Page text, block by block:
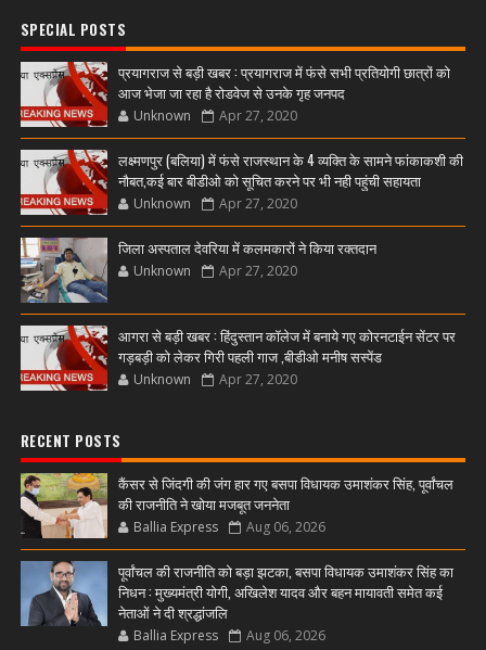
SPECIAL POSTS
प्रयागराज से बड़ी खबर : प्रयागराज में फंसे सभी प्रतियोगी छात्रों को
आज भेजा जा रहा है रोडवेज से उनके गृह जनपद
Unknown Apr 27, 2020
लक्ष्मणपुर (बलिया) में फंसे राजस्थान के 4 व्यक्ति के सामने फांकाकशी की
नौबत,कई बार बीडीओ को सूचित करने पर भी नही पहुंची सहायता
Unknown Apr 27, 2020
जिला अस्पताल देवरिया में कलमकारों ने किया रक्तदान
Unknown Apr 27, 2020
आगरा से बड़ी खबर : हिंदुस्तान कॉलेज में बनाये गए कोरनटाईन सेंटर पर
गड़बड़ी को लेकर गिरी पहली गाज ,बीडीओ मनीष सस्पेंड
Unknown Apr 27, 2020
RECENT POSTS
कैंसर से जिंदगी की जंग हार गए बसपा विधायक उमाशंकर सिंह, पूर्वांचल
की राजनीति ने खोया मजबूत जननेता
Ballia Express Aug 06, 2026
पूर्वांचल की राजनीति को बड़ा झटका, बसपा विधायक उमाशंकर सिंह का
निधन : मुख्यमंत्री योगी, अखिलेश यादव और बहन मायावती समेत कई
नेताओं ने दी श्रद्धांजलि
Ballia Express Aug 06, 2026